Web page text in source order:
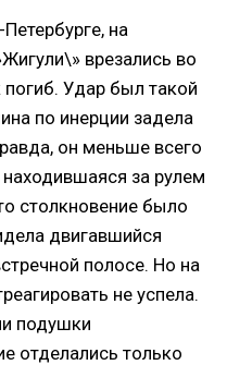
на
врезались во
Удар был такой
по инерции задела
он меньше всего
за рулем
столкновение было
двигавшийся
полосе. Но на
не успела.
подушки
отделались только